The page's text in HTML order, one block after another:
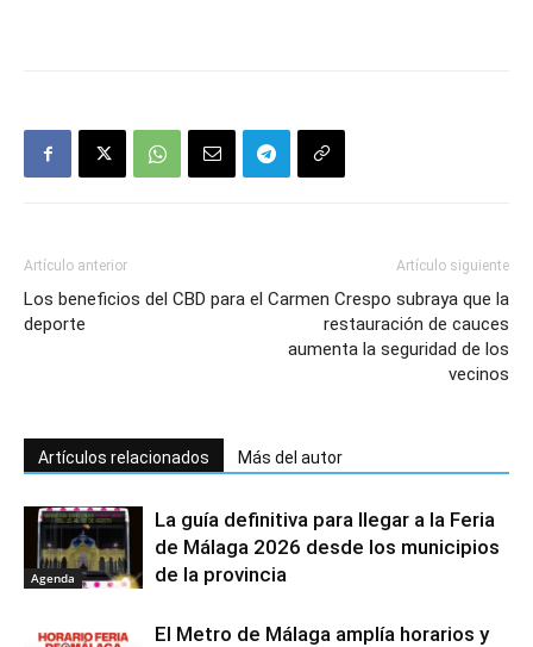
Artículo anterior
Los beneficios del CBD para el
deporte
Artículo siguiente
Carmen Crespo subraya que la
restauración de cauces
aumenta la seguridad de los
vecinos
Artículos relacionados Más del autor
Agenda
La guía definitiva para llegar a la Feria
de Málaga 2026 desde los municipios
de la provincia
El Metro de Málaga amplía horarios y